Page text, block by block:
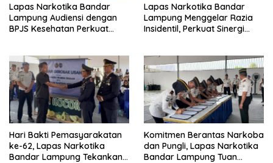
Lapas Narkotika Bandar
Lampung Audiensi dengan
BPJS Kesehatan Perkuat
Lapas Narkotika Bandar
Lampung Menggelar Razia
Insidentil, Perkuat Sinergi
Hari Bakti Pemasyarakatan
ke-62, Lapas Narkotika
Bandar Lampung Tekankan
Komitmen Berantas Narkoba
dan Pungli, Lapas Narkotika
Bandar Lampung Tuan